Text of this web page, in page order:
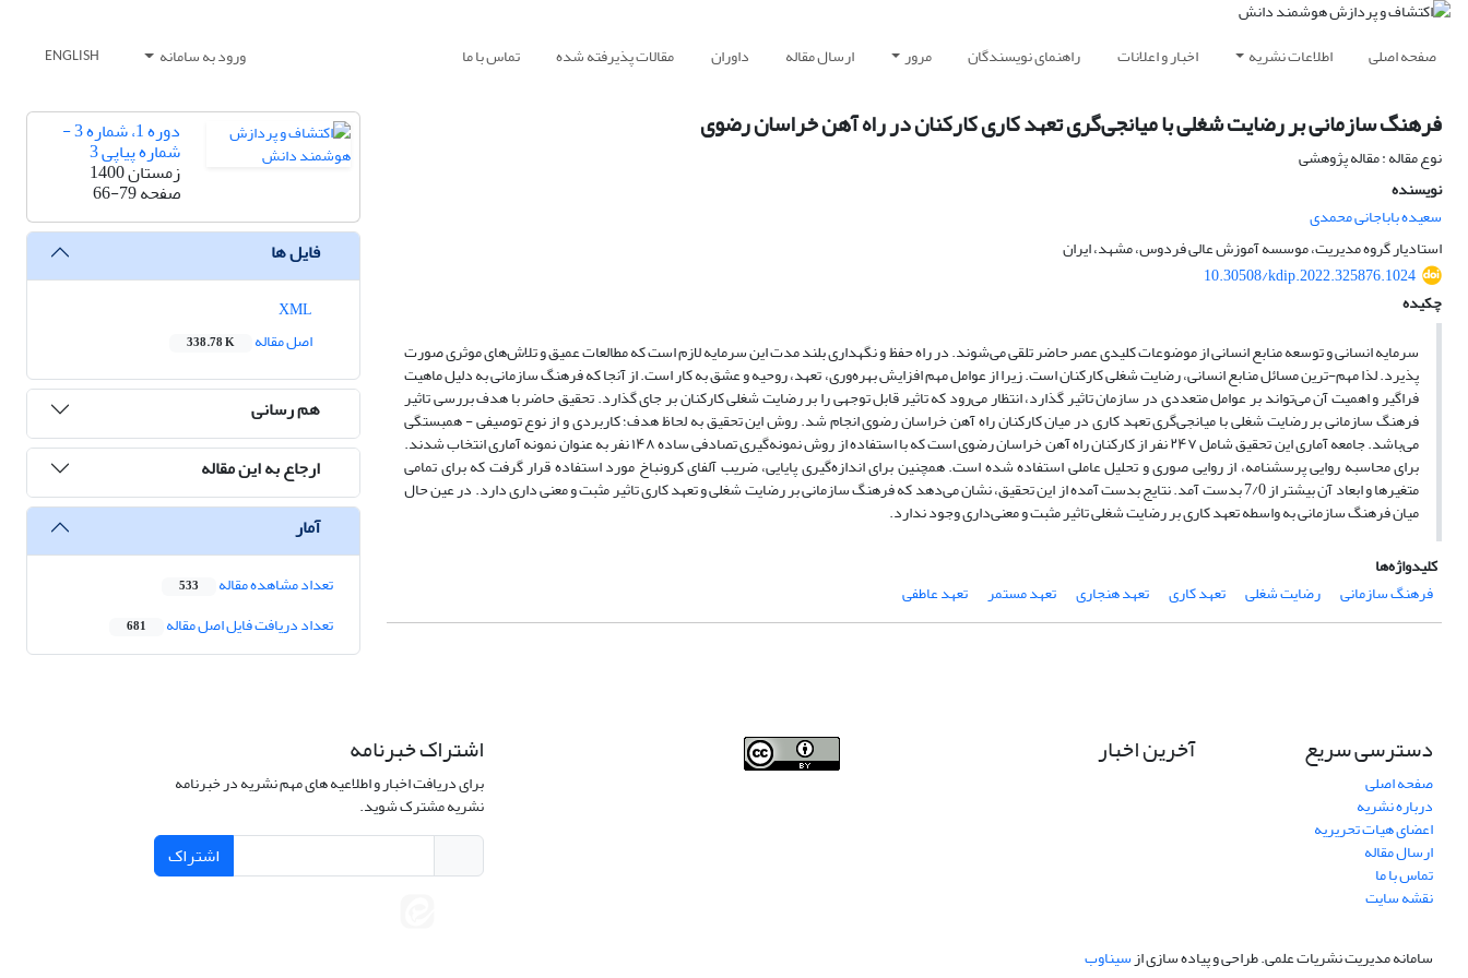
صفحه اصلی اطلاعات نشریه اخبار و اعلانات راهنمای نویسندگان مرور ارسال مقاله داوران مقالات پذیرفته شده تماس با ما ورود به سامانه ENGLISH
فرهنگ سازمانی بر رضایت شغلی با میانجی‌گری تعهد کاری کارکنان در راه آهن خراسان رضوی
نوع مقاله : مقاله پژوهشی
نویسنده
سعیده باباجانی محمدی
استادیار گروه مدیریت، موسسه آموزش عالی فردوس، مشهد، ایران
10.30508/kdip.2022.325876.1024
چکیده
سرمایه انسانی و توسعه منابع انسانی از موضوعات کلیدی عصر حاضر تلقی می‌شوند. در راه حفظ و نگهداری بلند مدت این سرمایه لازم است که مطالعات عمیق و تلاش‌های موثری صورت
پذیرد. لذا مهم-ترین مسائل منابع انسانی، رضایت شغلی کارکنان است. زیرا از عوامل مهم افزایش بهره‌وری، تعهد، روحیه و عشق به کار است. از آنجا که فرهنگ سازمانی به دلیل ماهیت
فراگیر و اهمیت آن می‌تواند بر عوامل متعددی در سازمان تاثیر گذارد، انتظار می‌رود که تاثیر قابل توجهی را بر رضایت شغلی کارکنان بر جای گذارد. تحقیق حاضر با هدف بررسی تاثیر
فرهنگ سازمانی بر رضایت شغلی با میانجی‌گری تعهد کاری در میان کارکنان راه آهن خراسان رضوی انجام شد. روش این تحقیق به لحاظ هدف؛ کاربردی و از نوع توصیفی‌ - همبستگی
می‌باشد. جامعه آماری این تحقیق شامل ۲۴۷ نفر از کارکنان راه آهن خراسان رضوی است که با استفاده از روش نمونه‌گیری تصادفی ساده ۱۴۸ نفر به عنوان نمونه آماری انتخاب شدند.
برای محاسبه روایی پرسشنامه، از روایی صوری و تحلیل عاملی استفاده شده است. همچنین برای اندازه‌گیری پایایی، ضریب آلفای کرونباخ مورد استفاده قرار گرفت که برای تمامی
متغیرها و ابعاد آن بیشتر از 7/0 بدست آمد. نتایج بدست آمده از این تحقیق، نشان می‌دهد که فرهنگ سازمانی بر رضایت شغلی و تعهد کاری تاثیر مثبت و معنی داری دارد. در عین حال
میان فرهنگ سازمانی به واسطه تعهد کاری بر رضایت شغلی تاثیر مثبت و معنی‌داری وجود ندارد.
کلیدواژه‌ها
فرهنگ سازمانی
رضایت شغلی تعهد کاری تعهد هنجاری تعهد مستمر تعهد عاطفی
دوره 1، شماره 3 -
شماره پیاپی 3
زمستان 1400
صفحه66-79
فایل ها
اصل مقاله
338.78 K
هم رسانی
ارجاع به این مقاله
آمار
تعداد مشاهده مقاله 533
تعداد دریافت فایل اصل مقاله 681
دسترسی سریع
صفحه اصلی
درباره نشریه
اعضای هیات تحریریه
ارسال مقاله
تماس با ما
نقشه سایت
آخرین اخبار اشتراک خبرنامه
برای دریافت اخبار و اطلاعیه های مهم نشریه در خبرنامه
نشریه مشترک شوید.
اشتراک
سامانه مدیریت نشریات علمی.طراحی و پیاده سازی ازسیناوب